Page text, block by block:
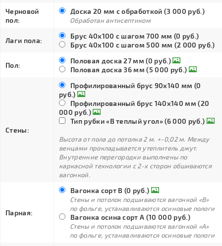
Черновой
пол:
Доска 20 мм с обработкой (3 000 руб.)
Обработан антисептиком
Лаги пола:
Брус 40х100 с шагом 700 мм (0 руб.)
Брус 40х100 с шагом 500 мм (2 000 руб.)
Пол:
Половая доска 27 мм (0 руб.)
Половая доска 36 мм (5 000 руб.)
Стены:
Профилированный брус 90х140 мм (0
руб.)
Профилированный брус 140х140 мм (20
000 руб.)
Тип рубки «В теплый угол» (6 000 руб.)
Высота от пола до потолка 2 м. +-0,02 м. Между
венцами прокладывается утеплитель джут.
Внутренние перегородки выполнены по
каркасной технологии с 2-х сторон обшиваются
вагонкой.
Парная:
Вагонка сорт В (0 руб.)
Стены и потолок подшиваются вагонкой «В»
по фольге, устанавливаются осиновые пологи
Вагонка осина сорт А (10 000 руб.)
Стены и потолок подшиваются вагонкой «А»
по фольге, устанавливаются осиновые пологи